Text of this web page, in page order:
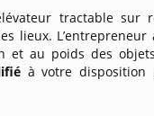
tractable sur
lieux.
au poids des
à votre disposition